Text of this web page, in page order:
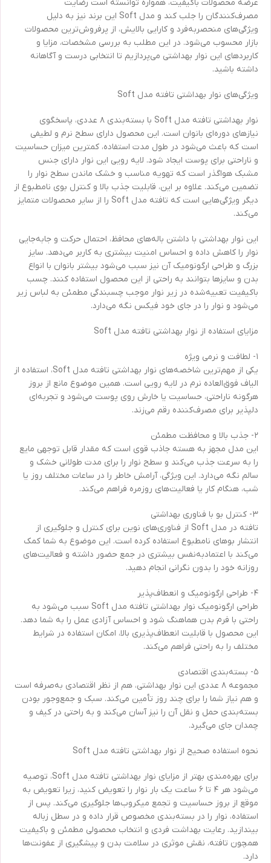
عرضه محصولات باکیفیت، همواره توانسته است رضایت
مصرف‌کنندگان را جلب کند و مدل Soft این برند نیز به دلیل
ویژگی‌های منحصربه‌فرد و کارایی بالایش، از پرفروش‌ترین محصولات
بازار محسوب می‌شود. در این مطلب به بررسی مشخصات، مزایا و
کاربردهای این نوار بهداشتی می‌پردازیم تا انتخابی درست و آگاهانه
داشته باشید.
ویژگی‌های نوار بهداشتی تافته مدل Soft
نوار بهداشتی تافته مدل Soft با بسته‌بندی ۸ عددی، پاسخگوی
نیازهای دوره‌ای بانوان است. این محصول دارای سطح نرم و لطیفی
است که باعث می‌شود در طول مدت استفاده، کمترین میزان حساسیت
و ناراحتی برای پوست ایجاد شود. لایه رویی این نوار دارای جنس
مشبک هواگذر است که تهویه مناسب و خشک ماندن سطح نوار را
تضمین می‌کند. علاوه بر این، قابلیت جذب بالا و کنترل بوی نامطبوع از
دیگر ویژگی‌هایی است که تافته مدل Soft را از سایر محصولات متمایز
می‌کند.
این نوار بهداشتی با داشتن باله‌های محافظ، احتمال حرکت و جابه‌جایی
نوار را کاهش داده و احساس امنیت بیشتری به کاربر می‌دهد. سایز
بزرگ و طراحی ارگونومیک آن نیز سبب می‌شود بیشتر بانوان با انواع
بدن و سایزها بتوانند به راحتی از این محصول استفاده کنند. چسب
باکیفیت تعبیه‌شده در زیر نوار موجب چسبندگی مطمئن به لباس زیر
می‌شود و نوار را در جای خود فیکس نگه می‌دارد.
مزایای استفاده از نوار بهداشتی تافته مدل Soft
۱- لطافت و نرمی ویژه
یکی از مهم‌ترین شاخصه‌های نوار بهداشتی تافته مدل Soft، استفاده از
الیاف فوق‌العاده نرم در لایه رویی است. همین موضوع مانع از بروز
هرگونه ناراحتی، حساسیت یا خارش روی پوست می‌شود و تجربه‌ای
دلپذیر برای مصرف‌کننده رقم می‌زند.
۲- جذب بالا و محافظت مطمئن
این مدل مجهز به هسته جاذب قوی است که مقدار قابل توجهی مایع
را به سرعت جذب می‌کند و سطح نوار را برای مدت طولانی خشک و
سالم نگه می‌دارد. این ویژگی، آرامش خاطر را در ساعات مختلف روز یا
شب، هنگام کار یا فعالیت‌های روزمره فراهم می‌کند.
۳- کنترل بو با فناوری بهداشتی
تافته در مدل Soft از فناوری‌های نوین برای کنترل و جلوگیری از
انتشار بوهای نامطبوع استفاده کرده است. این موضوع به شما کمک
می‌کند با اعتمادبه‌نفس بیشتری در جمع حضور داشته و فعالیت‌های
روزانه خود را بدون نگرانی انجام دهید.
۴- طراحی ارگونومیک و انعطاف‌پذیر
طراحی ارگونومیک نوار بهداشتی تافته مدل Soft سبب می‌شود به
راحتی با فرم بدن هماهنگ شود و احساس آزادی عمل را به شما دهد.
این محصول با قابلیت انعطاف‌پذیری بالا، امکان استفاده در شرایط
مختلف را به راحتی فراهم می‌کند.
۵- بسته‌بندی اقتصادی
مجموعه ۸ عددی این نوار بهداشتی، هم از نظر اقتصادی به‌صرفه است
و هم نیاز شما را برای چند روز تأمین می‌کند. سبک و جمع‌وجور بودن
بسته‌بندی حمل و نقل آن را نیز آسان می‌کند و به راحتی در کیف و
چمدان جای می‌گیرد.
نحوه استفاده صحیح از نوار بهداشتی تافته مدل Soft
برای بهره‌مندی بهتر از مزایای نوار بهداشتی تافته مدل Soft، توصیه
می‌شود هر ۴ تا ۶ ساعت یک بار نوار را تعویض کنید، زیرا تعویض به
موقع از بروز حساسیت و تجمع میکروب‌ها جلوگیری می‌کند. پس از
استفاده، نوار را در بسته‌بندی مخصوص قرار داده و در سطل زباله
بیندازید. رعایت بهداشت فردی و انتخاب محصولی مطمئن و باکیفیت
همچون تافته، نقش موثری در سلامت بدن و پیشگیری از عفونت‌ها
دارد.